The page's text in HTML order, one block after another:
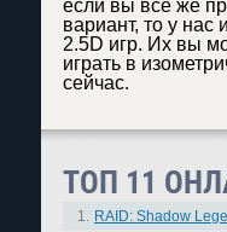
если вы всё же
вариант, то у нас
2.5D игр. Их вы
играть в
сейчас.
ТОП 11
1. RAID: Shadow